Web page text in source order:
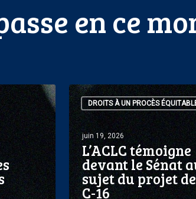
en ce
DROITS À UN PROCÈS
L’ACLC
témoigne
devant
le
Sénat
au
sujet
juin 19, 2026
L’ACLC témoigne
devant le Sénat
sujet du projet
C-16